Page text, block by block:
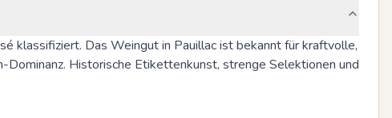
klassifiziert. Das Weingut in Pauillac ist bekannt für kraftvolle,
Historische Etikettenkunst, strenge Selektionen und